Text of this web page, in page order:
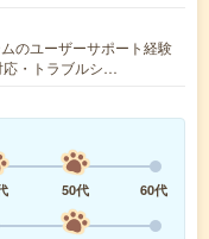
のユーザーサポート経験
トラブルシ…
50代
60代